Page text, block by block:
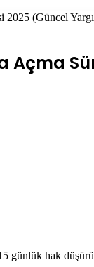
2025 (Güncel
Açma
günlük hak